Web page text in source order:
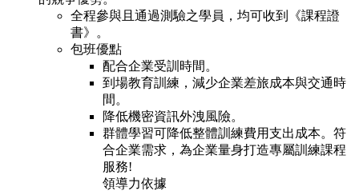
全程參與且通過測驗之學員，均可收到《課程證
書》。
包班優點
配合企業受訓時間。
到場教育訓練，減少企業差旅成本與交通時
間。
降低機密資訊外洩風險。
群體學習可降低整體訓練費用支出成本。符
合企業需求，為企業量身打造專屬訓練課程
服務!
領導力依據